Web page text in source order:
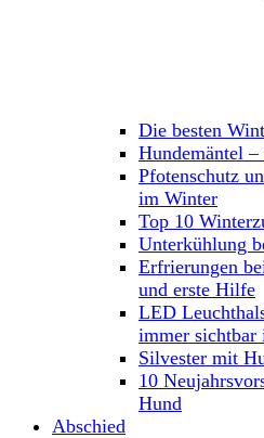
Die besten
Hundemäntel
Pfotenschutz
im Winter
Top 10
Unterkühlung
Erfrierungen
und erste Hilfe
LED
immer sichtbar
Silvester mit
10
Hund
Abschied